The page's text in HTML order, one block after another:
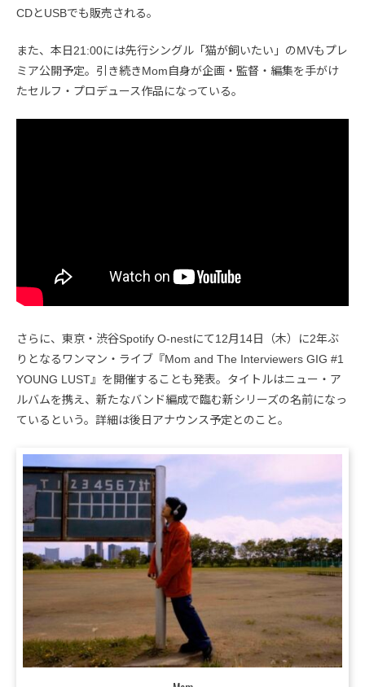
CDとUSBでも販売される。
また、本日21:00には先行シングル「猫が飼いたい」のMVもプレ
ミア公開予定。引き続きMom自身が企画・監督・編集を手がけ
たセルフ・プロデュース作品になっている。
さらに、東京・渋谷Spotify O-nestにて12月14日（木）に2年ぶ
りとなるワンマン・ライブ『Mom and The Interviewers GIG #1
YOUNG LUST』を開催することも発表。タイトルはニュー・ア
ルバムを携え、新たなバンド編成で臨む新シリーズの名前になっ
ているという。詳細は後日アナウンス予定とのこと。